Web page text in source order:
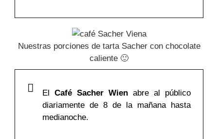
Nuestras porciones de tarta Sacher con chocolate
caliente 🙂
El Café Sacher Wien abre al público
diariamente de 8 de la mañana hasta
medianoche.